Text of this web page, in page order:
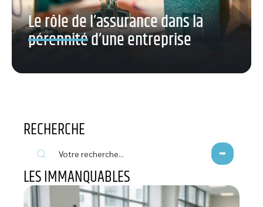
Le rôle de l’assurance dans la
pérennité d’une entreprise
RECHERCHE
LES IMMANQUABLES